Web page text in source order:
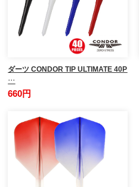
ダーツ CONDOR TIP ULTIMATE 40P
…
660円